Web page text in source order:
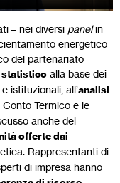
– nei diversi panelin
energetico
del partenariato
statistico alla base dei
istituzionali, all’analisi
Conto Termico e le
anche del
offerte dai
Rappresentanti di
di impresa hanno